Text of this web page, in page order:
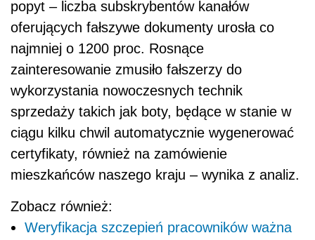
popyt – liczba subskrybentów kanałów
oferujących fałszywe dokumenty urosła co
najmniej o 1200 proc. Rosnące
zainteresowanie zmusiło fałszerzy do
wykorzystania nowoczesnych technik
sprzedaży takich jak boty, będące w stanie w
ciągu kilku chwil automatycznie wygenerować
certyfikaty, również na zamówienie
mieszkańców naszego kraju – wynika z analiz.
Zobacz również:
Weryfikacja szczepień pracowników ważna